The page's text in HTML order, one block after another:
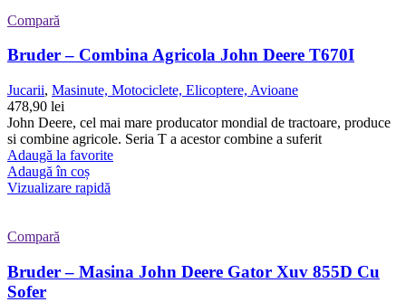
Compară
Bruder – Combina Agricola John Deere T670I
Jucarii, Masinute, Motociclete, Elicoptere, Avioane
478,90 lei
John Deere, cel mai mare producator mondial de tractoare, produce
si combine agricole. Seria T a acestor combine a suferit
Adaugă la favorite
Adaugă în coș
Vizualizare rapidă
Compară
Bruder – Masina John Deere Gator Xuv 855D Cu
Sofer